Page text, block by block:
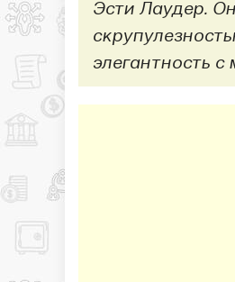
Эсти Лаудер.
элегантность